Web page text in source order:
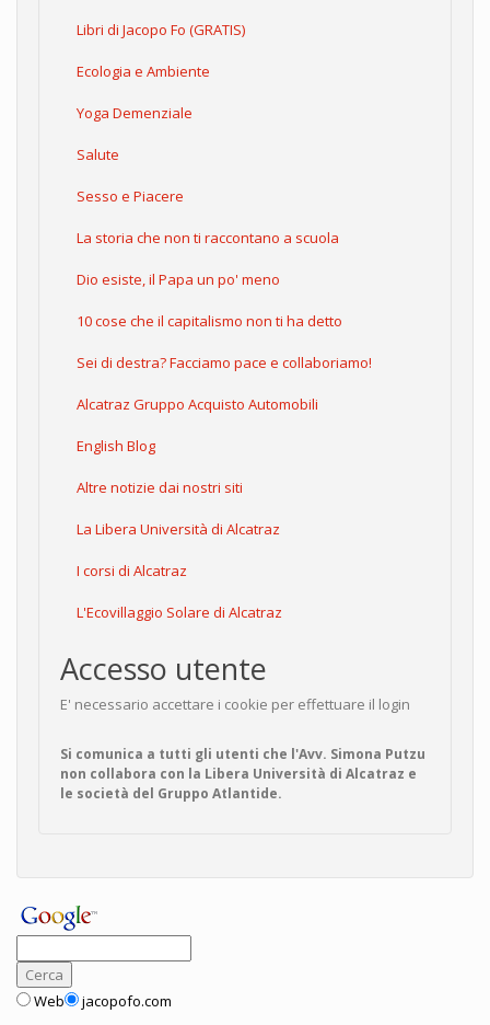
Libri di Jacopo Fo (GRATIS)
Ecologia e Ambiente
Yoga Demenziale
Salute
Sesso e Piacere
La storia che non ti raccontano a scuola
Dio esiste, il Papa un po' meno
10 cose che il capitalismo non ti ha detto
Sei di destra? Facciamo pace e collaboriamo!
Alcatraz Gruppo Acquisto Automobili
English Blog
Altre notizie dai nostri siti
La Libera Università di Alcatraz
I corsi di Alcatraz
L'Ecovillaggio Solare di Alcatraz
Accesso utente
E' necessario accettare i cookie per effettuare il login
Si comunica a tutti gli utenti che l'Avv. Simona Putzu
non collabora con la Libera Università di Alcatraz e
le società del Gruppo Atlantide.
Web jacopofo.com